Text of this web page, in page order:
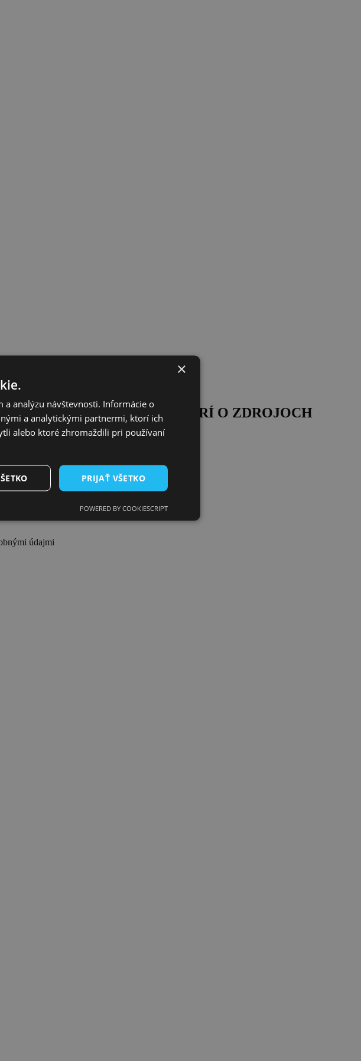
VŠAK HOVORÍ O ZDROJOCH
údajmi
×
a analýzu návštevnosti. Informácie o
a analytickými partnermi, ktorí ich
alebo ktoré zhromaždili pri používaní
PRIJAŤ VŠETKO
POWERED BY COOKIESCRIPT